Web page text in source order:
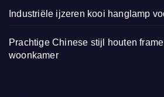
Industriële ijzeren kooi hanglamp
Prachtige Chinese stijl houten
woonkamer